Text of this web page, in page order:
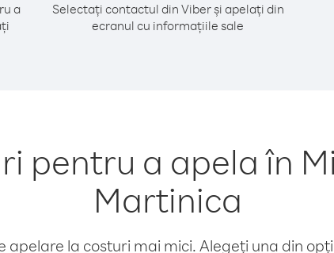
a
Selectați contactul din Viber și apelați din
ecranul cu informațiile sale
pentru a apela în
Martinica
la costuri mai mici. Alegeți una din